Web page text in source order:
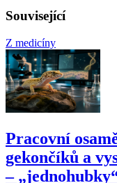
Související
Z medicíny
Pracovní
gekončíků a
–⁠